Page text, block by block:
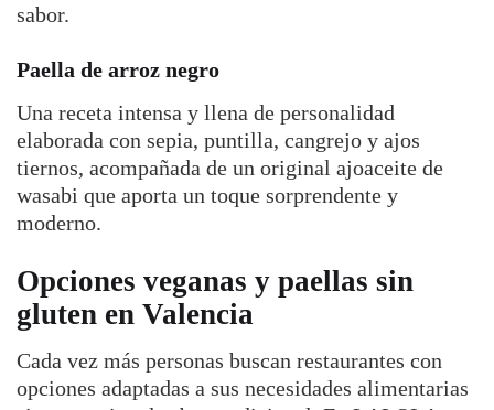
sabor.
Paella de arroz negro
Una receta intensa y llena de personalidad
elaborada con sepia, puntilla, cangrejo y ajos
tiernos, acompañada de un original ajoaceite de
wasabi que aporta un toque sorprendente y
moderno.
Opciones veganas y paellas sin
gluten en Valencia
Cada vez más personas buscan restaurantes con
opciones adaptadas a sus necesidades alimentarias